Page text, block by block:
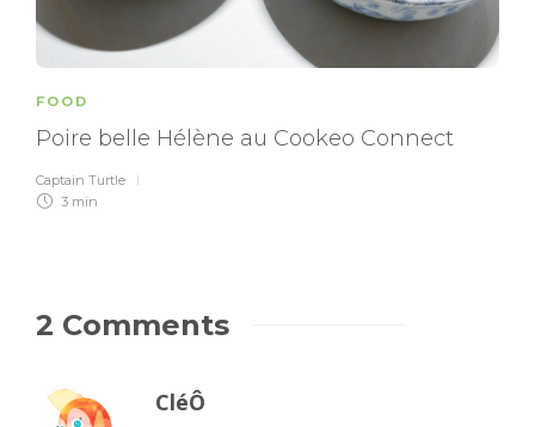
FOOD
Poire belle Hélène au Cookeo Connect
Captain Turtle
3 min
2 Comments
CléÔ